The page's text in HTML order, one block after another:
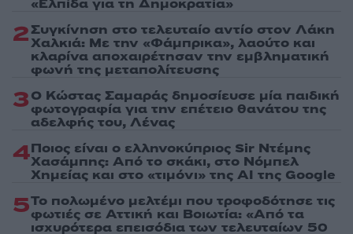
«Ελπίδα για τη Δημοκρατία»
2Συγκίνηση στο τελευταίο αντίο στον Λάκη
Χαλκιά: Με την «Φάμπρικα», λαούτο και
κλαρίνα αποχαιρέτησαν την εμβληματική
φωνή της μεταπολίτευσης
3Ο Κώστας Σαμαράς δημοσίευσε μία παιδική
φωτογραφία για την επέτειο θανάτου της
αδελφής του, Λένας
4Ποιος είναι ο ελληνοκύπριος Sir Ντέμης
Χασάμπης: Από το σκάκι, στο Νόμπελ
Χημείας και στο «τιμόνι» της AI της Google
5Το πολωμένο μελτέμι που τροφοδότησε τις
φωτιές σε Αττική και Βοιωτία: «Από τα
ισχυρότερα επεισόδια των τελευταίων 50